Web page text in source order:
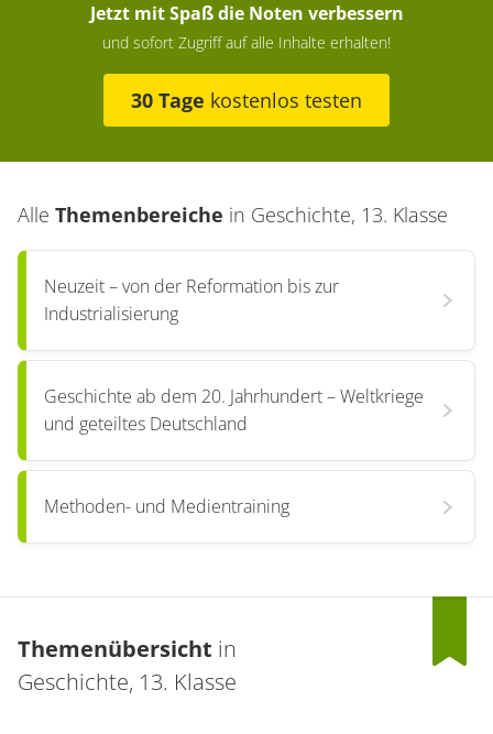
Jetzt mit Spaß die Noten verbessern
und sofort Zugriff auf alle Inhalte erhalten!
30 Tage kostenlos testen
Alle Themenbereiche in Geschichte, 13. Klasse
Neuzeit – von der Reformation bis zur
Industrialisierung
Geschichte ab dem 20. Jahrhundert – Weltkriege
und geteiltes Deutschland
Methoden- und Medientraining
Themenübersicht in
Geschichte, 13. Klasse